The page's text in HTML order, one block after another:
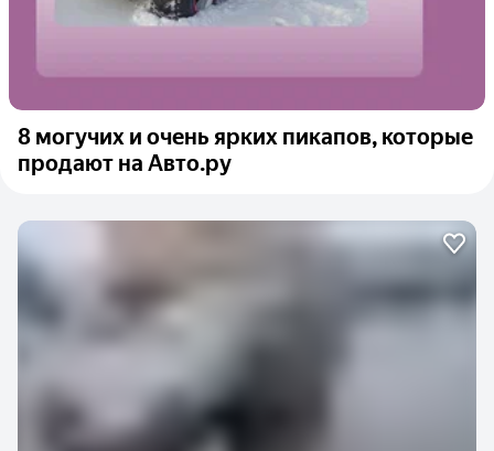
8 могучих и очень ярких пикапов, которые
продают на Авто.ру